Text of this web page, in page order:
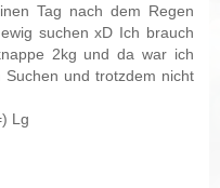
Tag nach dem Regen
suchen xD Ich brauch
2kg und da war ich
und trotzdem nicht
Lg